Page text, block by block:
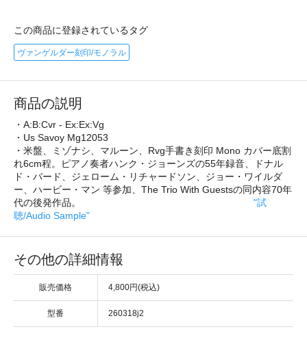
この商品に登録されているタグ
ヴァンゲルダー刻印/モノラル
商品の説明
・A:B:Cvr - Ex:Ex:Vg
・Us Savoy Mg12053
・米盤、ミゾナシ、マルーン、Rvg手書き刻印 Mono カバー底割
れ6cm程。ピアノ奏者ハンク・ジョーンズの55年録音、ドナル
ド・バード、ジェローム・リチャードソン、ジョー・ワイルダ
ー、ハービー・マン 等参加、The Trio With Guestsの同内容70年
代の後発作品。 "試
聴/Audio Sample"
その他の詳細情報
販売価格 4,800円(税込)
型番 260318j2